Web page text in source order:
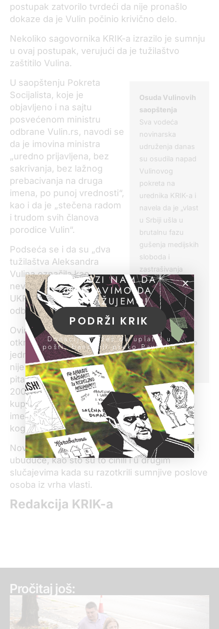
postupak zatvorilo tvrdeći da nije pronašlo
dokaze da je Vulin počinio krivično delo.
Nekoliko sagovornika KRIK-a izrazilo je sumnju
u ovaj postupak, verujući da je tužilaštvo
zaštitilo Vulina.
Osuda Vulinovih
saopštenja
Sva vodeća
novinarska
udruženja danas
su osudila napad
Vulinovog
pokreta na
urednika KRIK-a i
navela da je „vlast
u Srbiji ušla u
brutalnu fazu
gušenja medijskih
sloboda i
zastrašivanja
novinara, sa
ciljem da u
potpunosti
onemogući
kontrolnu ulogu
medija i slomi bilo
kakav slobodni
kritički glas“.
U saopštenju Pokreta
Socijalista, koje je
objavljeno i na sajtu
posvećenom ministru
odbrane Vulin.rs, navodi se
da je imovina ministra
„uredno prijavljena, bez
sakrivanja, bez lažnog
prebacivanja na druga
imena, po punoj vrednosti“,
kao i da je „stečena radom
i trudom svih članova
porodice Vulin“.
Podseća se i da su „dva
tužilaštva Aleksandra
Vulina označila kao
nevinog i nakon istrage
UKP-a, donela odluku o
odbacivanju prijave.“
Ovim nisu demantovana
otkrića KRIK-a, i ni u
jednom saopštenju Vulin
nije odgovorio na glavno
pitanje: odakle mu više od
200.000 evra kojim je
kupio trosobni stan na Zvezdari, niti je otkrio
ime misterioznog investitora iz Marbelje od
koga je kupio stan.
Novinari KRIK-a insistiraće na ovim pitanjima i
ubuduće, kao što su to činili i u drugim
slučajevima kada su razotkrili sumnjive poslove
osoba iz vrha vlasti.
Redakcija KRIK-a
Pročitaj još:
POMOZI NAM DA
NASTAVIMO DA
ISTRAŽUJEMO!
PODRŽI KRIK
Donacije možeš da uplatiš u
pošti, banci ili preko PayPal-a